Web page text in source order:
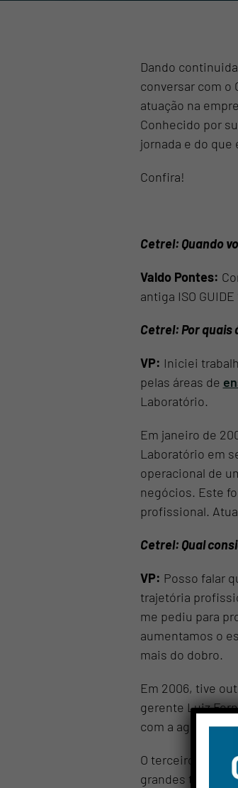
Dando
conversar com o
atuação na
Conhecido por
jornada e do que
Confira!
Cetrel: Quando
Valdo Pontes:
antiga ISO GUIDE
Cetrel: Por quais
VP: Iniciei
pelas áreas de
Laboratório.
Em janeiro de
Laboratório em
operacional de
negócios. Este
profissional.
Cetrel: Qual
VP: Posso falar
trajetória
me pediu para
aumentamos o
mais do dobro.
Em 2006, tive
gerente Luiz
com a
O terceiro
grandes